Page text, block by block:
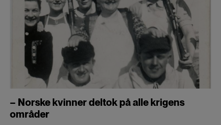
– Norske kvinner deltok på alle krigens
områder